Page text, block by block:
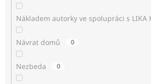
Nákladem autorky ve spolupráci s LIKA
Návrat domů 0
Nezbeda 0